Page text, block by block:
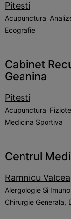
Pitesti
Acupunctura,
Ecografie
Cabinet
Geanina
Pitesti
Acupunctura,
Medicina Sportiva
Centrul
Ramnicu Valcea
Alergologie Si
Chirurgie Generala,